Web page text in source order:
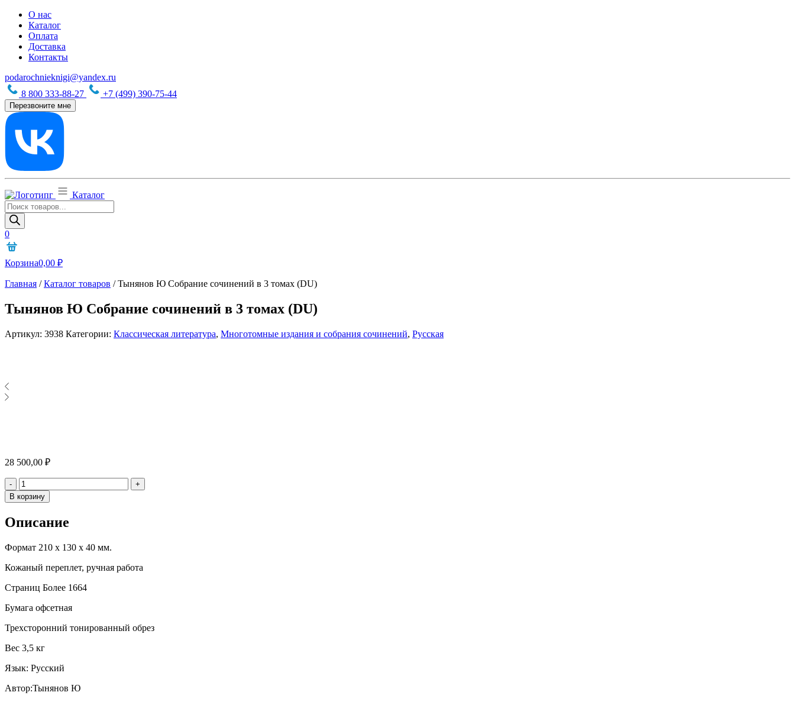
О нас
Каталог
Оплата
Доставка
Контакты
podarochnieknigi@yandex.ru
8 800 333-88-27
+7 (499) 390-75-44
Перезвоните мне
Каталог
Поиск
товаров
0
Корзина0,00 ₽
Главная /Каталог товаров /Тынянов Ю Собрание сочинений в 3 томах (DU)
Тынянов Ю Собрание сочинений в 3 томах (DU)
Артикул: 3938 Категории: Классическая литература, Многотомные издания и собрания сочинений, Русская
28 500,00 ₽
- Количество
+
В корзину
Описание
Формат 210 х 130 х 40 мм.
Кожаный переплет, ручная работа
Страниц Более 1664
Бумага офсетная
Трехсторонний тонированный обрез
Вес 3,5 кг
Язык: Русский
Автор:Тынянов Ю